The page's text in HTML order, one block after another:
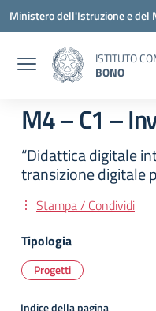
Vai ai contenuti
Vai al menu di navigazione
Vai al footer
Ministero dell'Istruzione e del
ISTITUTO
BONO
M4 – C1 –
“Didattica digitale
transizione digitale
Stampa / Condividi
Tipologia
Progetti
Indice della pagina